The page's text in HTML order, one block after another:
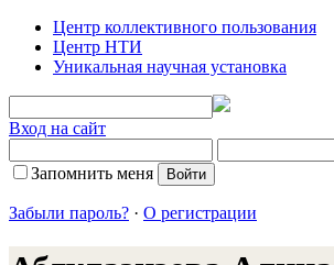
Центр коллективного пользования
Центр НТИ
Уникальная научная установка
Вход на сайт
Запомнить меня
Забыли пароль? · О регистрации